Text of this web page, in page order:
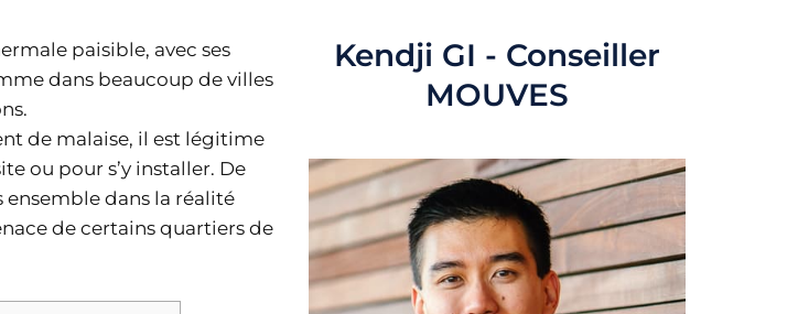
paisible, avec ses
dans beaucoup de villes
de malaise, il est légitime
ou pour s’y installer. De
ensemble dans la réalité
de certains quartiers de
Kendji GI - Conseiller
MOUVES